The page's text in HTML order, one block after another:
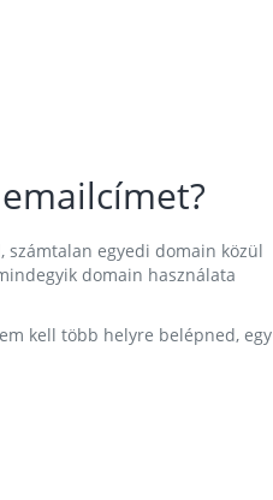
számtalan egyedi domain közül
domain használata
kell több helyre belépned, egy